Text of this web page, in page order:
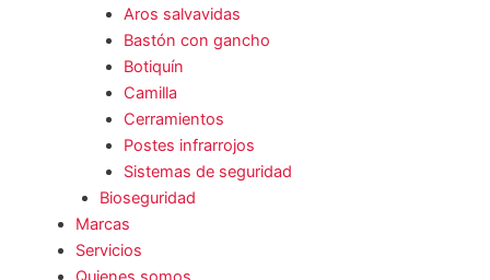
Aros salvavidas
Bastón con gancho
Botiquín
Camilla
Cerramientos
Postes infrarrojos
Sistemas de seguridad
Bioseguridad
Marcas
Servicios